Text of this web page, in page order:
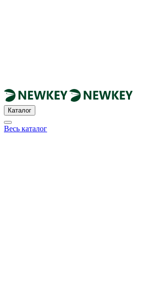
Каталог
Весь каталог